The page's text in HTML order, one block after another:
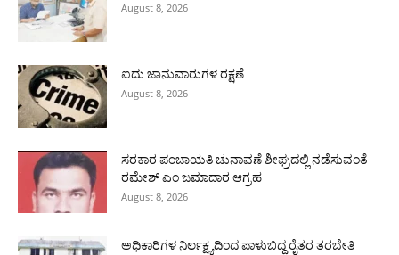
August 8, 2026
ಐದು ಜಾನುವಾರುಗಳ ರಕ್ಷಣೆ
August 8, 2026
ಸರಕಾರ ಪಂಚಾಯತಿ ಚುನಾವಣೆ ಶೀಘ್ರದಲ್ಲಿ ನಡೆಸುವಂತೆ
ರಮೇಶ್ ಎಂ ಜಮಾದಾರ ಆಗ್ರಹ
August 8, 2026
ಅಧಿಕಾರಿಗಳ ನಿರ್ಲಕ್ಷ್ಯದಿಂದ ಪಾಳುಬಿದ್ದ ರೈತರ ತರಬೇತಿ